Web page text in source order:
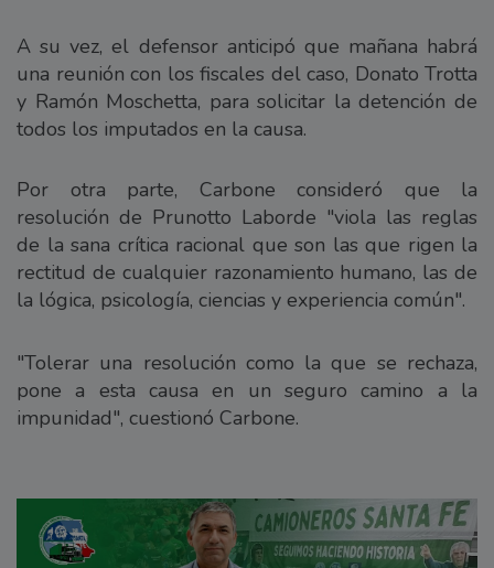
A su vez, el defensor anticipó que mañana habrá
una reunión con los fiscales del caso, Donato Trotta
y Ramón Moschetta, para solicitar la detención de
todos los imputados en la causa.
Por otra parte, Carbone consideró que la
resolución de Prunotto Laborde "viola las reglas
de la sana crítica racional que son las que rigen la
rectitud de cualquier razonamiento humano, las de
la lógica, psicología, ciencias y experiencia común".
"Tolerar una resolución como la que se rechaza,
pone a esta causa en un seguro camino a la
impunidad", cuestionó Carbone.